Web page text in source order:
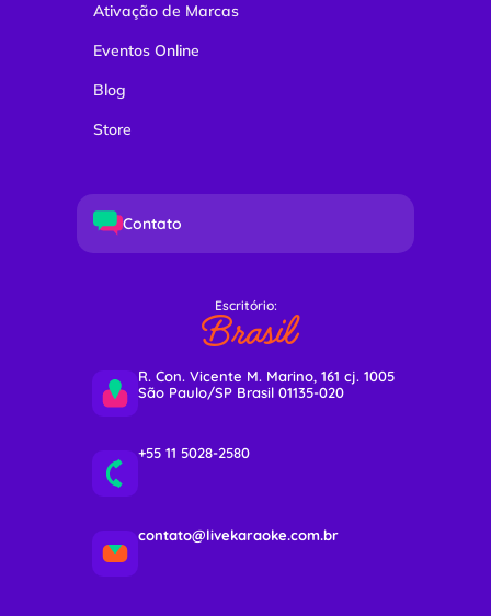
Ativação de Marcas
Eventos Online
Blog
Store
Contato
Escritório:
Brasil
R. Con. Vicente M. Marino, 161 cj. 1005
São Paulo/SP Brasil 01135-020
+55 11 5028-2580
contato@livekaraoke.com.br